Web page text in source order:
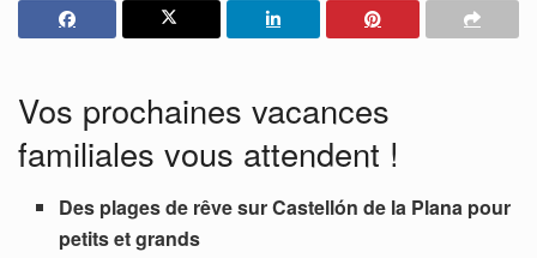
Vos prochaines vacances
familiales vous attendent !
Des plages de rêve sur Castellón de la Plana pour
petits et grands